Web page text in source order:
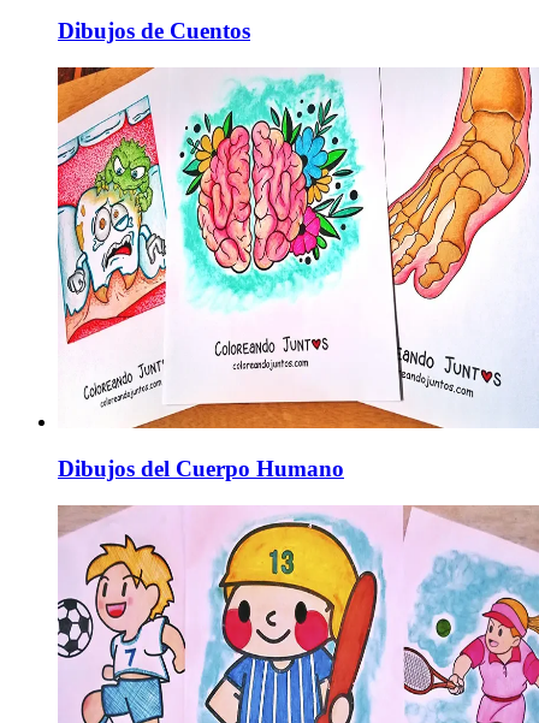
Dibujos de Cuentos
Dibujos del Cuerpo Humano